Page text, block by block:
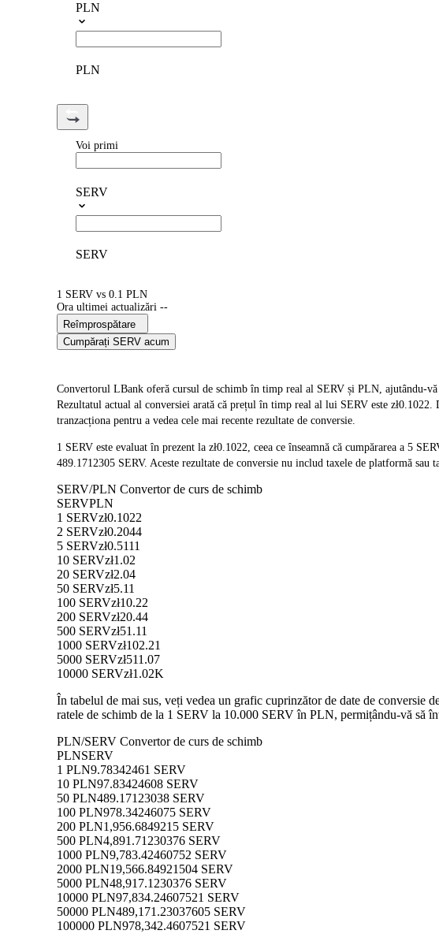
PLN
PLN
Voi primi
SERV
SERV
1 SERV vs 0.1 PLN
Ora ultimei actualizări --
Reîmprospătare
Cumpărați SERV acum
Convertorul LBank oferă cursul de schimb în timp real al SERV și PLN, ajutându-
Rezultatul actual al conversiei arată că prețul în timp real al lui SERV este
tranzacționa pentru a vedea cele mai recente rezultate de conversie.
1 SERV este evaluat în prezent la zł0.1022, ceea ce înseamnă că cumpărarea a 5
489.1712305 SERV. Aceste rezultate de conversie nu includ taxele de platformă sau
SERV/PLN Convertor de curs de schimb
SERVPLN
1 SERVzł0.1022
2 SERVzł0.2044
5 SERVzł0.5111
10 SERVzł1.02
20 SERVzł2.04
50 SERVzł5.11
100 SERVzł10.22
200 SERVzł20.44
500 SERVzł51.11
1000 SERVzł102.21
5000 SERVzł511.07
10000 SERVzł1.02K
În tabelul de mai sus, veți vedea un grafic cuprinzător de date de conversie
ratele de schimb de la 1 SERV la 10.000 SERV în PLN, permițându-vă să
PLN/SERV Convertor de curs de schimb
PLNSERV
1 PLN9.78342461 SERV
10 PLN97.83424608 SERV
50 PLN489.17123038 SERV
100 PLN978.34246075 SERV
200 PLN1,956.6849215 SERV
500 PLN4,891.71230376 SERV
1000 PLN9,783.42460752 SERV
2000 PLN19,566.84921504 SERV
5000 PLN48,917.1230376 SERV
10000 PLN97,834.24607521 SERV
50000 PLN489,171.23037605 SERV
100000 PLN978,342.4607521 SERV